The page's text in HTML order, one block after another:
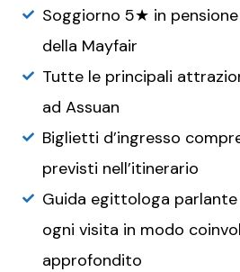
Soggiorno 5★ in
della Mayfair
Tutte le principali
ad Assuan
Biglietti d’ingresso
previsti nell’itinerario
Guida egittologa
ogni visita in modo
approfondito